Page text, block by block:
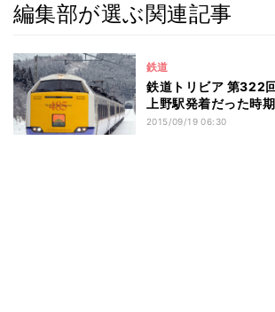
編集部が選ぶ関連記事
鉄道
鉄道トリビア 第322
上野駅発着だった時
2015/09/19 06:30